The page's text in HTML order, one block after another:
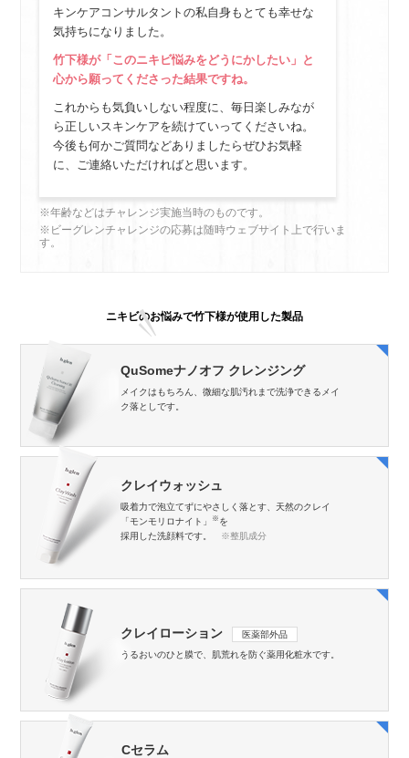
キンケアコンサルタントの私自身もとても幸せな
気持ちになりました。
竹下様が「このニキビ悩みをどうにかしたい」と
心から願ってくださった結果ですね。
これからも気負いしない程度に、毎日楽しみなが
ら正しいスキンケアを続けていってくださいね。
今後も何かご質問などありましたらぜひお気軽
に、ご連絡いただければと思います。
年齢などはチャレンジ実施当時のものです。
ビーグレンチャレンジの応募は随時ウェブサイト上で行いま
す。
ニキビのお悩みで竹下様が使用した製品
QuSomeナノオフ クレンジング
メイクはもちろん、微細な肌汚れまで洗浄できるメイ
ク落としです。
クレイウォッシュ
吸着力で泡立てずにやさしく落とす、天然のクレイ
「モンモリロナイト」
※ を
採用した洗顔料です。
※整肌成分
クレイローション
医薬部外品
うるおいのひと膜で、 肌荒れを防ぐ薬用化粧水です。
Cセラム